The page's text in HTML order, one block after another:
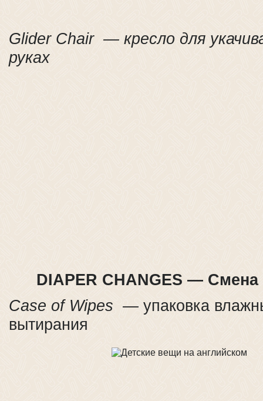
Glider Chair — кресло для
руках
DIAPER CHANGES — Смена
Case of Wipes — упаковка
вытирания